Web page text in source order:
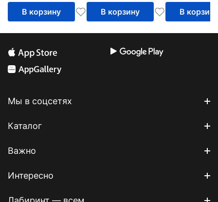
В корзину В корзину В корзину
Мы в соцсетях
Каталог
Важно
Интересно